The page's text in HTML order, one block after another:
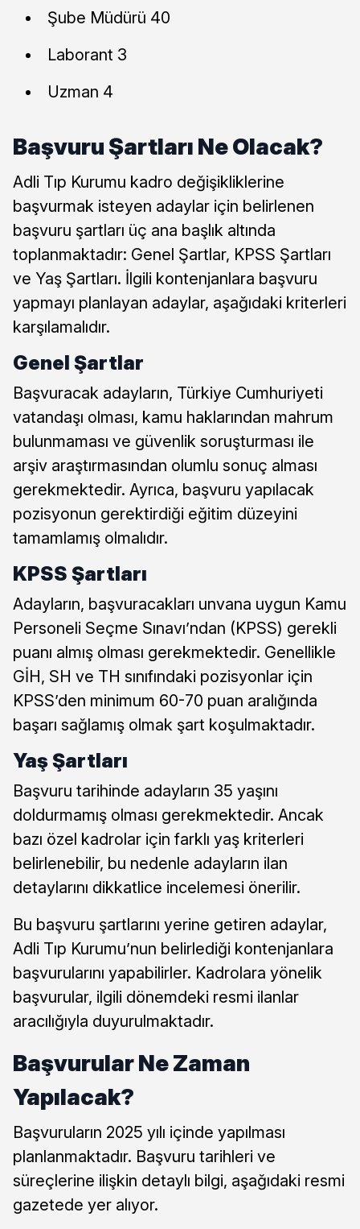
Şube Müdürü 40
Laborant 3
Uzman 4
Başvuru Şartları Ne Olacak?
Adli Tıp Kurumu kadro değişikliklerine
başvurmak isteyen adaylar için belirlenen
başvuru şartları üç ana başlık altında
toplanmaktadır: Genel Şartlar, KPSS Şartları
ve Yaş Şartları. İlgili kontenjanlara başvuru
yapmayı planlayan adaylar, aşağıdaki kriterleri
karşılamalıdır.
Genel Şartlar
Başvuracak adayların, Türkiye Cumhuriyeti
vatandaşı olması, kamu haklarından mahrum
bulunmaması ve güvenlik soruşturması ile
arşiv araştırmasından olumlu sonuç alması
gerekmektedir. Ayrıca, başvuru yapılacak
pozisyonun gerektirdiği eğitim düzeyini
tamamlamış olmalıdır.
KPSS Şartları
Adayların, başvuracakları unvana uygun Kamu
Personeli Seçme Sınavı’ndan (KPSS) gerekli
puanı almış olması gerekmektedir. Genellikle
GİH, SH ve TH sınıfındaki pozisyonlar için
KPSS’den minimum 60-70 puan aralığında
başarı sağlamış olmak şart koşulmaktadır.
Yaş Şartları
Başvuru tarihinde adayların 35 yaşını
doldurmamış olması gerekmektedir. Ancak
bazı özel kadrolar için farklı yaş kriterleri
belirlenebilir, bu nedenle adayların ilan
detaylarını dikkatlice incelemesi önerilir.
Bu başvuru şartlarını yerine getiren adaylar,
Adli Tıp Kurumu’nun belirlediği kontenjanlara
başvurularını yapabilirler. Kadrolara yönelik
başvurular, ilgili dönemdeki resmi ilanlar
aracılığıyla duyurulmaktadır.
Başvurular Ne Zaman
Yapılacak?
Başvuruların 2025 yılı içinde yapılması
planlanmaktadır. Başvuru tarihleri ve
süreçlerine ilişkin detaylı bilgi, aşağıdaki resmi
gazetede yer alıyor.